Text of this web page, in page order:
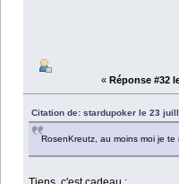
« Réponse #32
Citation de: stardupoker le 23
RosenKreutz, au moins moi je te